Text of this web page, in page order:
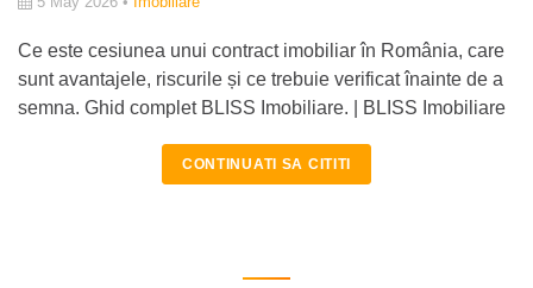
Ce este cesiunea unui contract imobiliar în România, care
sunt avantajele, riscurile și ce trebuie verificat înainte de a
semna. Ghid complet BLISS Imobiliare. | BLISS Imobiliare
CONTINUATI SA CITITI